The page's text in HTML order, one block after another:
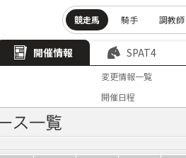
競走馬 騎手 調教師
開催情報 SPAT4
変更情報一覧
開催日程